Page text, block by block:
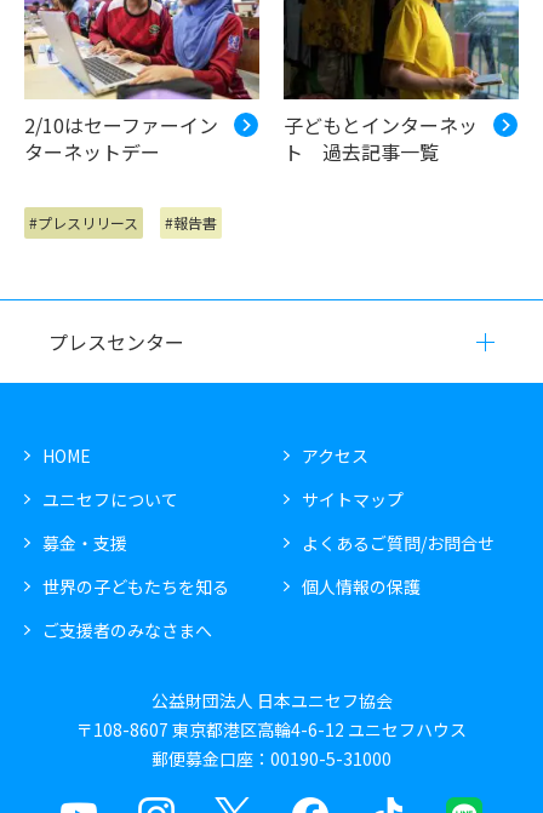
2/10はセーファーイン
ターネットデー
子どもとインターネッ
ト 過去記事一覧
#プレスリリース #報告書
プレスセンター
HOME
ユニセフについて
募金・支援
世界の子どもたちを知る
ご支援者のみなさまへ
アクセス
サイトマップ
よくあるご質問/お問合せ
個人情報の保護
公益財団法人 日本ユニセフ協会
〒108-8607 東京都港区高輪4-6-12 ユニセフハウス
郵便募金口座：00190-5-31000